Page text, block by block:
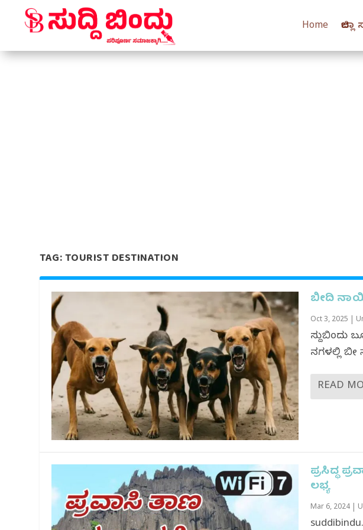
Home ಜಿಲ್ಲಾ
TAG:TOURIST DESTINATION
ಬೀದಿ
Oct 3, 2025
ಸುದ್ದಿಬಿಂದು
ದಿನಗಳಲ್ಲಿ
READ
ಪ್ರಸಿದ್ಧ
ಲಭ್ಯ
Mar 6, 2024|